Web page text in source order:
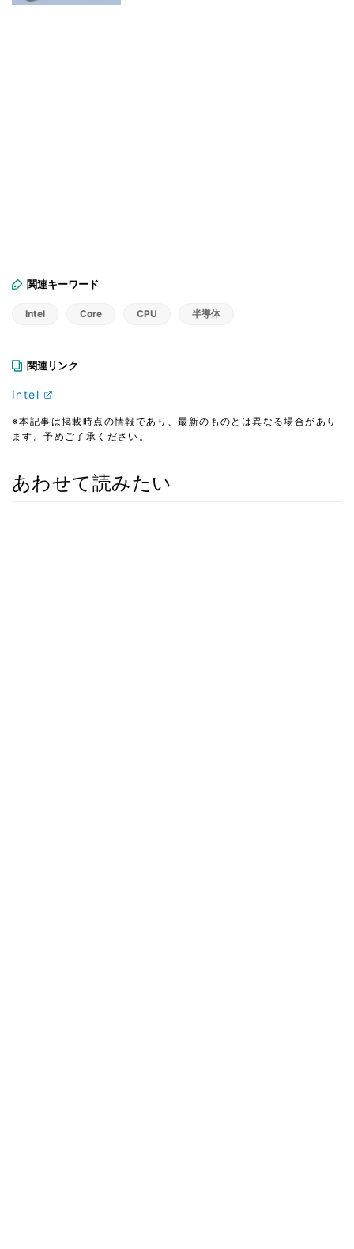
関連キーワード
Intel Core CPU 半導体
関連リンク
Intel
※本記事は掲載時点の情報であり、最新のものとは異なる場合があり
ます。予めご了承ください。
あわせて読みたい